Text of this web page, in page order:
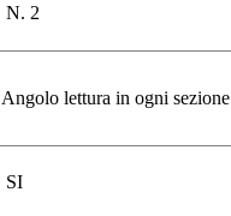
N. 2
Angolo lettura in ogni sezione
SI